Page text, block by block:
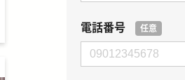
電話番号 任意